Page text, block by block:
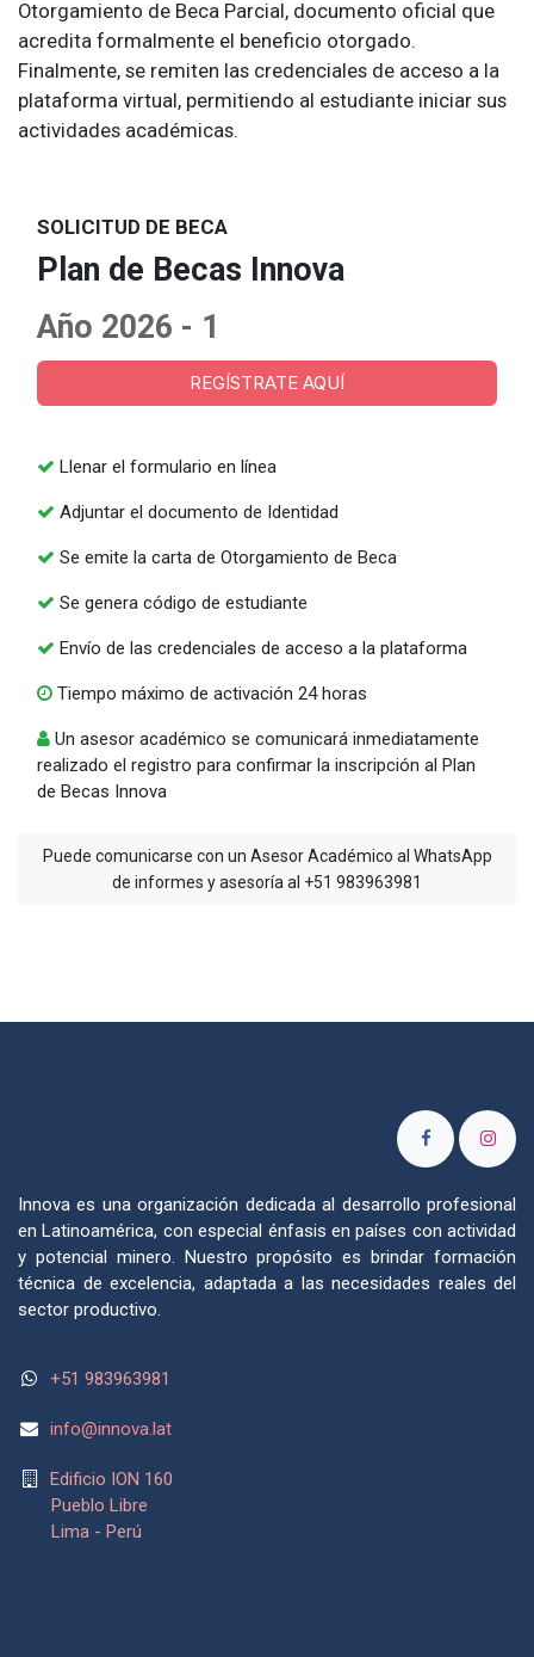
Otorgamiento de Beca Parcial, documento oficial que
acredita formalmente el beneficio otorgado.
Finalmente, se remiten las credenciales de acceso a la
plataforma virtual, permitiendo al estudiante iniciar sus
actividades académicas.
SOLICITUD DE BECA
Plan de Becas Innova
Año 2026 - 1
REGÍSTRATE AQUÍ
Llenar el formulario en línea
Adjuntar el documento de Identidad
Se emite la carta de Otorgamiento de Beca
Se genera código de estudiante
Envío de las credenciales de acceso a la plataforma
Tiempo máximo de activación 24 horas
Un asesor académico se comunicará inmediatamente
realizado el registro para confirmar la inscripción al Plan
de Becas Innova
Puede comunicarse con un Asesor Académico al WhatsApp
de informes y asesoría al +51 983963981
Innova es una organización dedicada al desarrollo profesional
en Latinoamérica, con especial énfasis en países con actividad
y potencial minero. Nuestro propósito es brindar formación
técnica de excelencia, adaptada a las necesidades reales del
sector productivo.
+51 983963981
info@innova.lat
Edificio ION 160
Pueblo Libre
Lima - Perú